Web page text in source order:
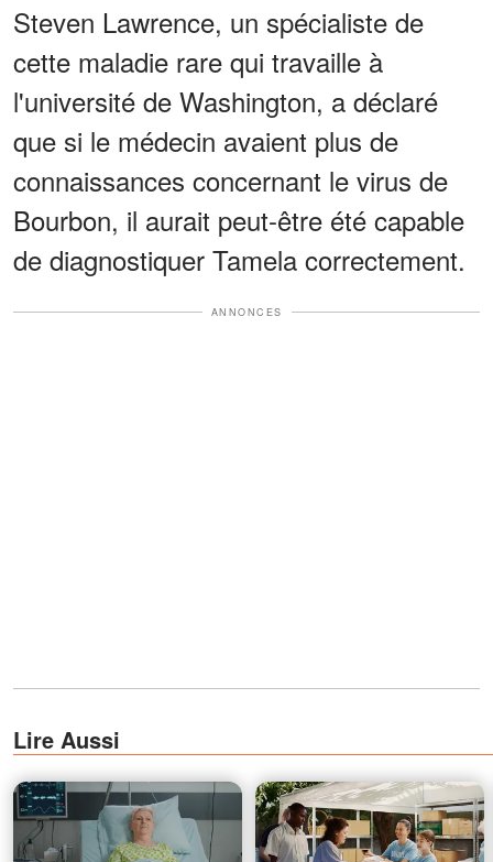
Steven Lawrence, un spécialiste de
cette maladie rare qui travaille à
l'université de Washington, a déclaré
que si le médecin avaient plus de
connaissances concernant le virus de
Bourbon, il aurait peut-être été capable
de diagnostiquer Tamela correctement.
ANNONCES
Lire Aussi